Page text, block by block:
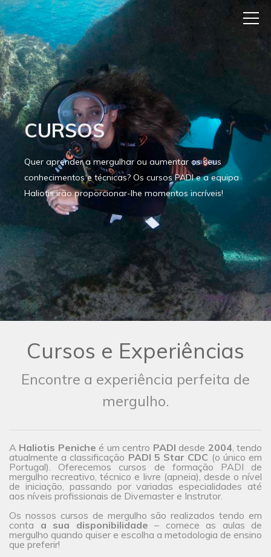
CURSOS
Quer aprender a mergulhar ou aumentar os seus
conhecimentos e técnicas? Os cursos PADI e a equipa
Haliotis irão proporcionar-lhe momentos incríveis!
Cursos e Experiências
Encontre a experiência perfeita de
mergulho.
A Haliotis Peniche é um centro PADI desde 2004, tendo
atualmente a classificação PADI 5 Star CDC (o único em
Portugal). Oferecemos cursos de formação PADI de
mergulho recreativo, técnico e livre (apneia), desde o nível
de iniciação, passando por variadas especialidades até
aos níveis profissionais de Divemaster e Instrutor.
Os nossos cursos de mergulho são realizados tendo em
conta a sua disponibilidade – comece as aulas de
mergulho quando quiser e escolha a metodologia de ensino
que preferir!